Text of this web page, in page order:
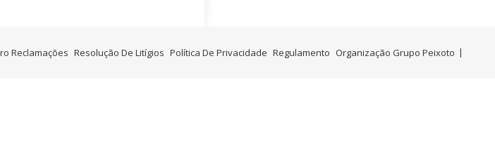
Reclamações Resolução De Litígios Política De Privacidade Regulamento Organização Grupo Peixoto